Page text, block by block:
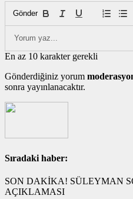
Gönder
En az 10 karakter gerekli
Gönderdiğiniz yorum
sonra yayınlanacaktır.
Sıradaki haber:
SON DAKİKA! SÜLEYMAN
AÇIKLAMASI